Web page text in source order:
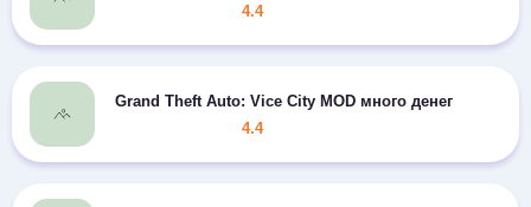
4.4
Grand Theft Auto: Vice City MOD много денег
4.4